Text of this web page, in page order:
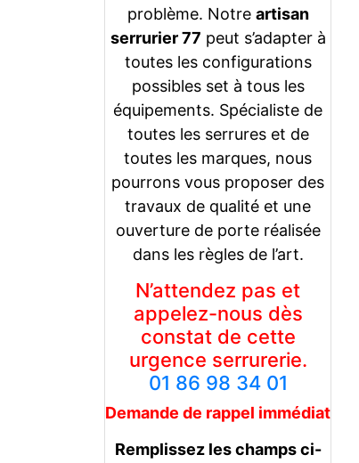
problème. Notre artisan
serrurier 77 peut s’adapter à
toutes les configurations
possibles set à tous les
équipements. Spécialiste de
toutes les serrures et de
toutes les marques, nous
pourrons vous proposer des
travaux de qualité et une
ouverture de porte réalisée
dans les règles de l’art.
N’attendez pas et
appelez-nous dès
constat de cette
urgence serrurerie.
01 86 98 34 01
Demande de rappel immédiat
Remplissez les champs ci-